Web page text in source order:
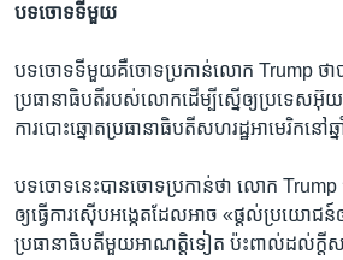
បទ​ចោទ​ទី​មួយ
បទ​ចោទ​ទី​មួយ​គឺ​ចោទ​ប្រកាន់​លោក Trump ថា​
ប្រធានាធិបតី​របស់​លោក​ដើម្បី​ស្នើ​ឲ្យ​ប្រទេស​អ៊ុយ
ការ​បោះ​ឆ្នោត​ប្រធានាធិបតី​សហរដ្ឋ​អាមេរិក​នៅ​
បទ​ចោទ​នេះ​បាន​ចោទ​ប្រកាន់​ថា លោក Trump
ឲ្យ​ធ្វើ​ការ​ស៊ើប​អង្កេត​ដែល​អាច «ផ្ដល់​ប្រយោជ
ប្រធានាធិបតី​មួយ​អាណត្តិ​ទៀត ប៉ះពាល់​ដល់​ក្ដី​ស